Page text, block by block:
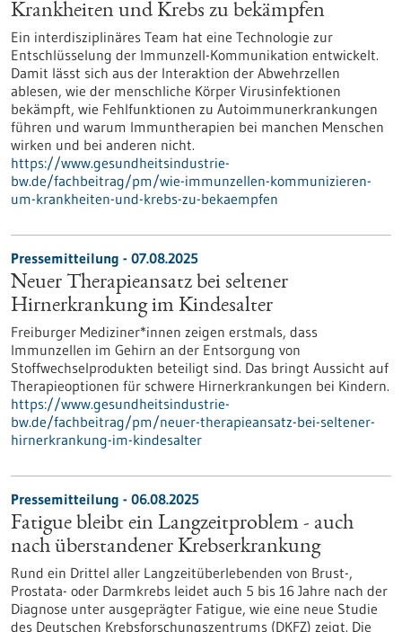
Krankheiten und Krebs zu bekämpfen
Ein interdisziplinäres Team hat eine Technologie zur
Entschlüsselung der Immunzell-Kommunikation entwickelt.
Damit lässt sich aus der Interaktion der Abwehrzellen
ablesen, wie der menschliche Körper Virusinfektionen
bekämpft, wie Fehlfunktionen zu Autoimmunerkrankungen
führen und warum Immuntherapien bei manchen Menschen
wirken und bei anderen nicht.
https://www.gesundheitsindustrie-
bw.de/fachbeitrag/pm/wie-immunzellen-kommunizieren-
um-krankheiten-und-krebs-zu-bekaempfen
Pressemitteilung - 07.08.2025
Neuer Therapieansatz bei seltener
Hirnerkrankung im Kindesalter
Freiburger Mediziner*innen zeigen erstmals, dass
Immunzellen im Gehirn an der Entsorgung von
Stoffwechselprodukten beteiligt sind. Das bringt Aussicht auf
Therapieoptionen für schwere Hirnerkrankungen bei Kindern.
https://www.gesundheitsindustrie-
bw.de/fachbeitrag/pm/neuer-therapieansatz-bei-seltener-
hirnerkrankung-im-kindesalter
Pressemitteilung - 06.08.2025
Fatigue bleibt ein Langzeitproblem - auch
nach überstandener Krebserkrankung
Rund ein Drittel aller Langzeitüberlebenden von Brust-,
Prostata- oder Darmkrebs leidet auch 5 bis 16 Jahre nach der
Diagnose unter ausgeprägter Fatigue, wie eine neue Studie
des Deutschen Krebsforschungszentrums (DKFZ) zeigt. Die